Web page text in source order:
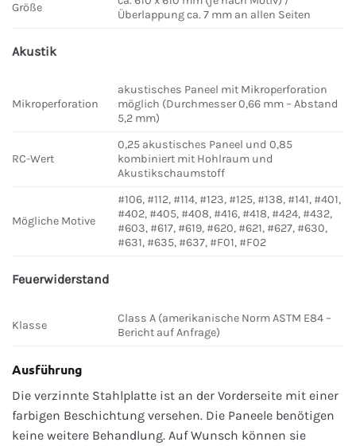
Größe
Überlappung ca. 7 mm an allen Seiten
Akustik
Mikroperforation
akustisches Paneel mit Mikroperforation
möglich (Durchmesser 0,66 mm – Abstand
5,2 mm)
RC-Wert
0,25 akustisches Paneel und 0,85
kombiniert mit Hohlraum und
Akustikschaumstoff
Mögliche Motive
#106, #112, #114, #123, #125, #138, #141, #401,
#402, #405, #408, #416, #418, #424, #432,
#603, #617, #619, #620, #621, #627, #630,
#631, #635, #637, #F01, #F02
Feuerwiderstand
Klasse
Class A (amerikanische Norm ASTM E84 –
Bericht auf Anfrage)
Ausführung
Die verzinnte Stahlplatte ist an der Vorderseite mit einer
farbigen Beschichtung versehen. Die Paneele benötigen
keine weitere Behandlung. Auf Wunsch können sie